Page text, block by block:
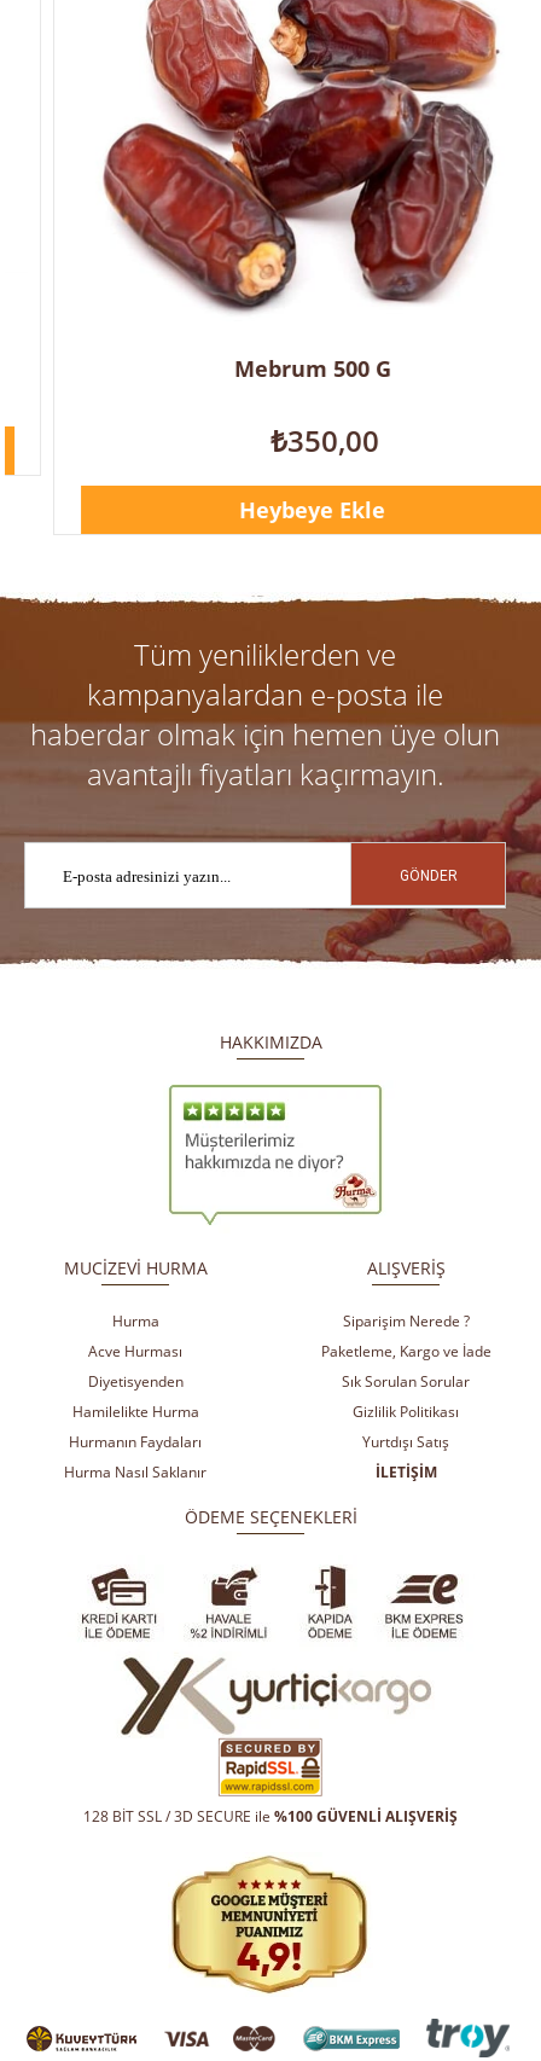
Mebrum 500 G
₺350,00
Heybeye Ekle
Tüm yeniliklerden ve
kampanyalardan e-posta ile
haberdar olmak için hemen üye olun
avantajlı fiyatları kaçırmayın.
GÖNDER
HAKKIMIZDA
MUCİZEVİ HURMA ALIŞVERİŞ
Hurma
Siparişim Nerede ?
Acve Hurması
Paketleme, Kargo ve İade
Diyetisyenden
Sık Sorulan Sorular
Hamilelikte Hurma
Gizlilik Politikası
Hurmanın Faydaları
Yurtdışı Satış
Hurma Nasıl Saklanır
İLETİŞİM
ÖDEME SEÇENEKLERİ
128 BİT SSL / 3D SECURE ile %100 GÜVENLİ ALIŞVERİŞ